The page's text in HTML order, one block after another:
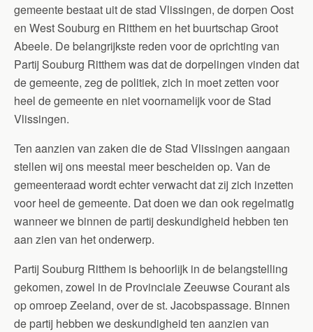
gemeente bestaat uit de stad Vlissingen, de dorpen Oost
en West Souburg en Ritthem en het buurtschap Groot
Abeele. De belangrijkste reden voor de oprichting van
Partij Souburg Ritthem was dat de dorpelingen vinden dat
de gemeente, zeg de politiek, zich in moet zetten voor
heel de gemeente en niet voornamelijk voor de Stad
Vlissingen.
Ten aanzien van zaken die de Stad Vlissingen aangaan
stellen wij ons meestal meer bescheiden op. Van de
gemeenteraad wordt echter verwacht dat zij zich inzetten
voor heel de gemeente. Dat doen we dan ook regelmatig
wanneer we binnen de partij deskundigheid hebben ten
aan zien van het onderwerp.
Partij Souburg Ritthem is behoorlijk in de belangstelling
gekomen, zowel in de Provinciale Zeeuwse Courant als
op omroep Zeeland, over de st. Jacobspassage. Binnen
de partij hebben we deskundigheid ten aanzien van